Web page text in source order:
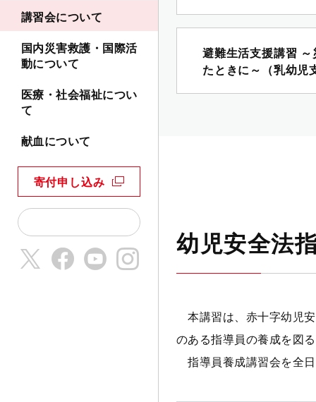
講習会について
国内災害救護・国際活
動について
医療・社会福祉につい
て
献血について
寄付申し込み
避難生活支援講習
たときに～（乳幼児
幼児安全法
本講習は、赤十字幼児
のある指導員の養成を図
指導員養成講習会を全